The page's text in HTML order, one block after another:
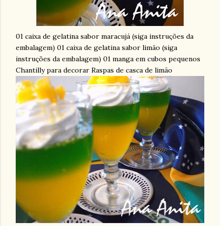
01 caixa de gelatina sabor maracujá (siga instruções da
embalagem) 01 caixa de gelatina sabor limão (siga
instruções da embalagem) 01 manga em cubos pequenos
Chantilly para decorar Raspas de casca de limão